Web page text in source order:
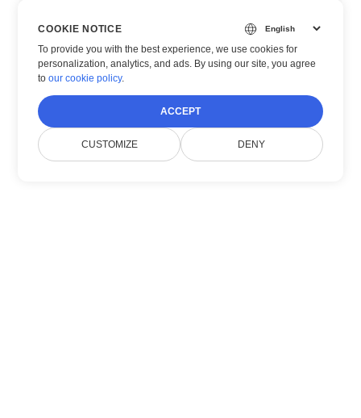
NEXT POST →
Microsoft Office 문서 뷰어 Asp.Net
COOKIE NOTICE
To provide you with the best experience, we use cookies for
personalization, analytics, and ads. By using our site, you agree
toour cookie policy.
ACCEPT
CUSTOMIZE DENY